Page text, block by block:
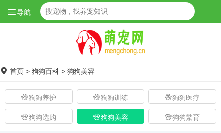
导航
首页 > 狗狗百科 > 狗狗美容
狗狗养护 狗狗训练 狗狗医疗
狗狗选购 狗狗美容 狗狗繁育